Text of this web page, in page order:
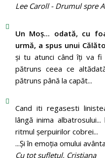
Lee Caroll - Drumul spre
Un Moş... odată, cu
urmă, a spus unui
şi tu atunci când îţi va
pătruns ceea ce
pătruns până la capăt...
Cand iti regasesti
lângă inima
ritmul şerpuirilor cobrei...
...Şi în emoţia omului
Cu tot sufletul, Cristiana